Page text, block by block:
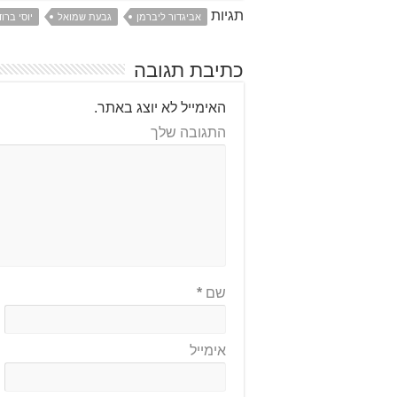
תגיות אביגדור ליברמן גבעת שמואל יוסי
כתיבת תגובה
האימייל לא יוצג באתר.
התגובה שלך
שם*
אימייל